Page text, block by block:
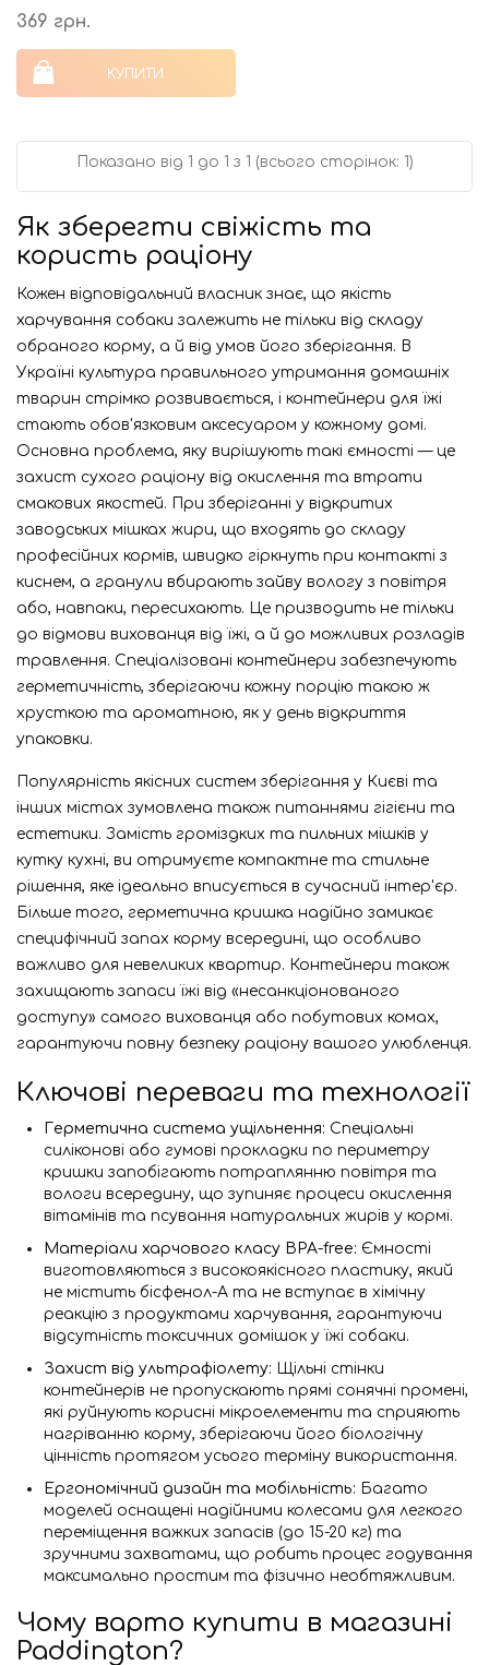
см
369 грн.
КУПИТИ
Показано від 1 до 1 з 1 (всього сторінок: 1)
Як зберегти свіжість та
користь раціону
Кожен відповідальний власник знає, що якість
харчування собаки залежить не тільки від складу
обраного корму, а й від умов його зберігання. В
Україні культура правильного утримання домашніх
тварин стрімко розвивається, і контейнери для їжі
стають обов'язковим аксесуаром у кожному домі.
Основна проблема, яку вирішують такі ємності — це
захист сухого раціону від окислення та втрати
смакових якостей. При зберіганні у відкритих
заводських мішках жири, що входять до складу
професійних кормів, швидко гіркнуть при контакті з
киснем, а гранули вбирають зайву вологу з повітря
або, навпаки, пересихають. Це призводить не тільки
до відмови вихованця від їжі, а й до можливих розладів
травлення. Спеціалізовані контейнери забезпечують
герметичність, зберігаючи кожну порцію такою ж
хрусткою та ароматною, як у день відкриття
упаковки.
Популярність якісних систем зберігання у Києві та
інших містах зумовлена також питаннями гігієни та
естетики. Замість громіздких та пильних мішків у
кутку кухні, ви отримуєте компактне та стильне
рішення, яке ідеально вписується в сучасний інтер'єр.
Більше того, герметична кришка надійно замикає
специфічний запах корму всередині, що особливо
важливо для невеликих квартир. Контейнери також
захищають запаси їжі від «несанкціонованого
доступу» самого вихованця або побутових комах,
гарантуючи повну безпеку раціону вашого улюбленця.
Ключові переваги та технології
Герметична система ущільнення: Спеціальні
силіконові або гумові прокладки по периметру
кришки запобігають потраплянню повітря та
вологи всередину, що зупиняє процеси окислення
вітамінів та псування натуральних жирів у кормі.
Матеріали харчового класу BPA-free: Ємності
виготовляються з високоякісного пластику, який
не містить бісфенол-А та не вступає в хімічну
реакцію з продуктами харчування, гарантуючи
відсутність токсичних домішок у їжі собаки.
Захист від ультрафіолету: Щільні стінки
контейнерів не пропускають прямі сонячні промені,
які руйнують корисні мікроелементи та сприяють
нагріванню корму, зберігаючи його біологічну
цінність протягом усього терміну використання.
Ергономічний дизайн та мобільність: Багато
моделей оснащені надійними колесами для легкого
переміщення важких запасів (до 15-20 кг) та
зручними захватами, що робить процес годування
максимально простим та фізично необтяжливим.
Чому варто купити в магазині
Paddington?